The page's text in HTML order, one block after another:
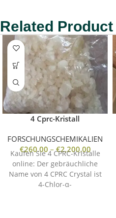
Related Product
4 Cprc-Kristall
FORSCHUNGSCHEMIKALIEN
€260.00 –€2,200.00
Kaufen Sie 4 CPRC-Kristalle
online: Der gebräuchliche
Name von 4 CPRC Crystal ist
4-Chlor-α-